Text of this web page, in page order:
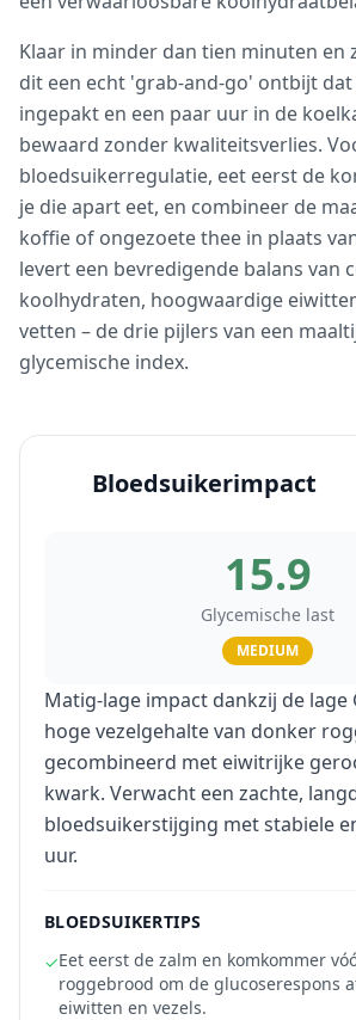
Klaar in minder dan tien minuten en
dit een echt 'grab-and-go' ontbijt
ingepakt en een paar uur in de
bewaard zonder kwaliteitsverlies.
bloedsuikerregulatie, eet eerst de
je die apart eet, en combineer de
koffie of ongezoete thee in plaats
levert een bevredigende balans van
koolhydraten, hoogwaardige
vetten – de drie pijlers van een
glycemische index.
Bloedsuikerimpact
15.9
Glycemische last
MEDIUM
Matig-lage impact dankzij de lage
hoge vezelgehalte van donker
gecombineerd met eiwitrijke
kwark. Verwacht een zachte,
bloedsuikerstijging met stabiele
uur.
BLOEDSUIKERTIPS
✓Eet eerst de zalm en komkommer
roggebrood om de glucoserespons
eiwitten en vezels.